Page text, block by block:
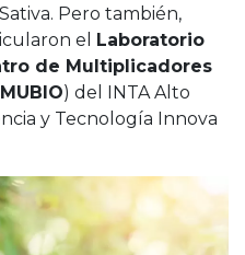
Pero también,
el
Laboratorio
de Multiplicadores
) del INTA Alto
y Tecnología Innova